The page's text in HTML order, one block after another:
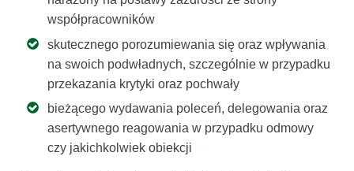
współpracowników
skutecznego porozumiewania się oraz wpływania
na swoich podwładnych, szczególnie w przypadku
przekazania krytyki oraz pochwały
bieżącego wydawania poleceń, delegowania oraz
asertywnego reagowania w przypadku odmowy
czy jakichkolwiek obiekcji